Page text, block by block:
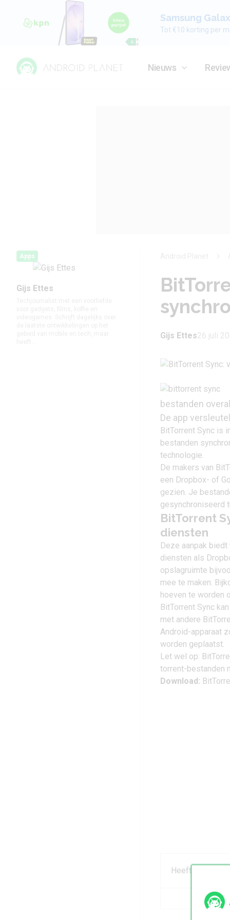
Samsung
Tot €10 korting per
Nieuws
Apps
Gijs Ettes
Gijs Ettes26 juli
bestanden
De app
BitTorrent Sync is
bestanden
technologie.
De makers van
een Dropbox- of
gezien. Je
gesynchroniseerd
BitTorrent
diensten
Deze aanpak
diensten als
opslagruimte
mee te maken.
hoeven te worden
BitTorrent Sync
met andere
Android-apparaat
worden geplaatst.
Let wel op:
torrent-bestanden
Download:
Heeft dit artikel